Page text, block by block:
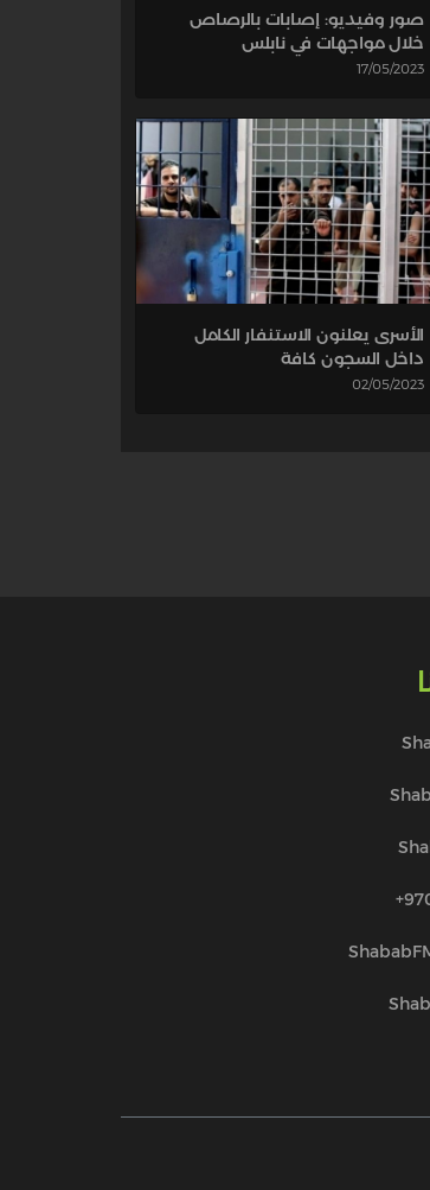
صور وفيديو: إصابات بالرصاص
خلال مواجهات في نابلس
17/05/2023
الأسرى يعلنون الاستنفار الكامل
داخل السجون كافة
02/05/2023